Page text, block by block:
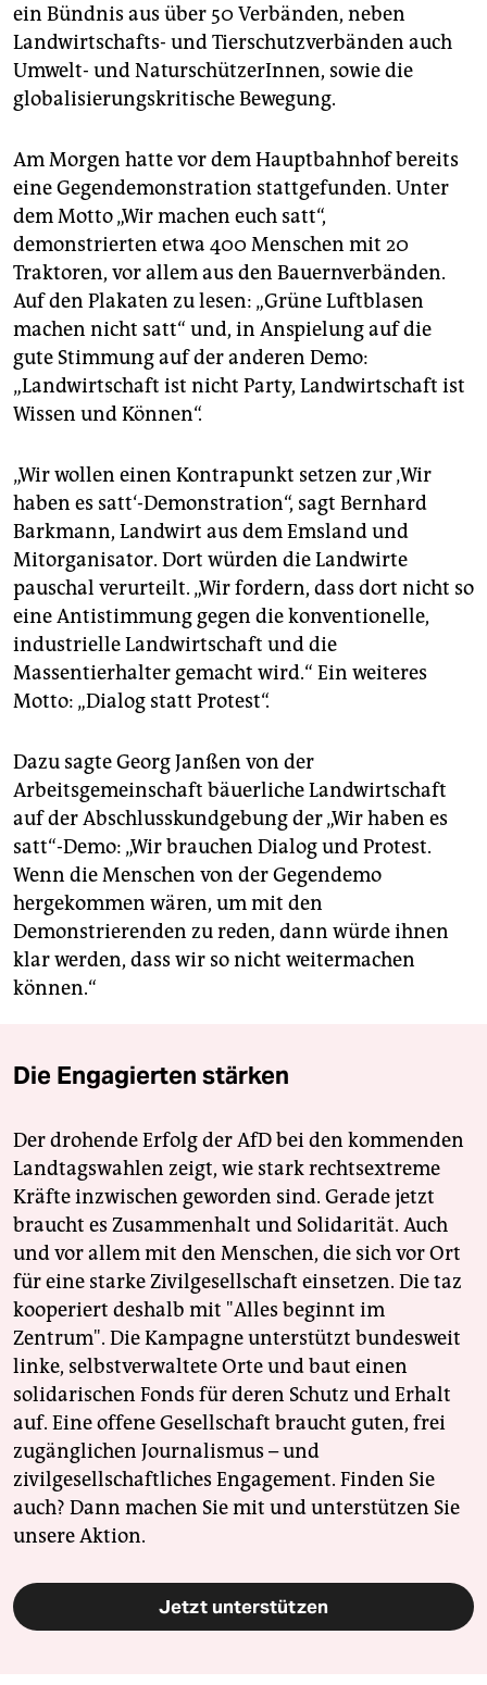
ein Bündnis aus über 50 Verbänden, neben
Landwirtschafts- und Tierschutzverbänden auch
Umwelt- und NaturschützerInnen, sowie die
globalisierungskritische Bewegung.
Am Morgen hatte vor dem Hauptbahnhof bereits
eine Gegendemonstration stattgefunden. Unter
dem Motto „Wir machen euch satt“,
demonstrierten etwa 400 Menschen mit 20
Traktoren, vor allem aus den Bauernverbänden.
Auf den Plakaten zu lesen: „Grüne Luftblasen
machen nicht satt“ und, in Anspielung auf die
gute Stimmung auf der anderen Demo:
„Landwirtschaft ist nicht Party, Landwirtschaft ist
Wissen und Können“.
„Wir wollen einen Kontrapunkt setzen zur ‚Wir
haben es satt‘-Demonstration“, sagt Bernhard
Barkmann, Landwirt aus dem Emsland und
Mitorganisator. Dort würden die Landwirte
pauschal verurteilt. „Wir fordern, dass dort nicht so
eine Antistimmung gegen die konventionelle,
industrielle Landwirtschaft und die
Massentierhalter gemacht wird.“ Ein weiteres
Motto: „Dialog statt Protest“.
Dazu sagte Georg Janßen von der
Arbeitsgemeinschaft bäuerliche Landwirtschaft
auf der Abschlusskundgebung der „Wir haben es
satt“-Demo: „Wir brauchen Dialog und Protest.
Wenn die Menschen von der Gegendemo
hergekommen wären, um mit den
Demonstrierenden zu reden, dann würde ihnen
klar werden, dass wir so nicht weitermachen
können.“
Die Engagierten stärken
Der drohende Erfolg der AfD bei den kommenden
Landtagswahlen zeigt, wie stark rechtsextreme
Kräfte inzwischen geworden sind. Gerade jetzt
braucht es Zusammenhalt und Solidarität. Auch
und vor allem mit den Menschen, die sich vor Ort
für eine starke Zivilgesellschaft einsetzen. Die taz
kooperiert deshalb mit "Alles beginnt im
Zentrum". Die Kampagne unterstützt bundesweit
linke, selbstverwaltete Orte und baut einen
solidarischen Fonds für deren Schutz und Erhalt
auf. Eine offene Gesellschaft braucht guten, frei
zugänglichen Journalismus – und
zivilgesellschaftliches Engagement. Finden Sie
auch? Dann machen Sie mit und unterstützen Sie
unsere Aktion.
Jetzt unterstützen